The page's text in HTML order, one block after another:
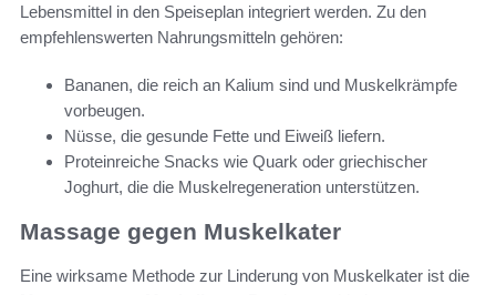
Lebensmittel in den Speiseplan integriert werden. Zu den
empfehlenswerten Nahrungsmitteln gehören:
Bananen, die reich an Kalium sind und Muskelkrämpfe
vorbeugen.
Nüsse, die gesunde Fette und Eiweiß liefern.
Proteinreiche Snacks wie Quark oder griechischer
Joghurt, die die Muskelregeneration unterstützen.
Massage gegen Muskelkater
Eine wirksame Methode zur Linderung von Muskelkater ist die